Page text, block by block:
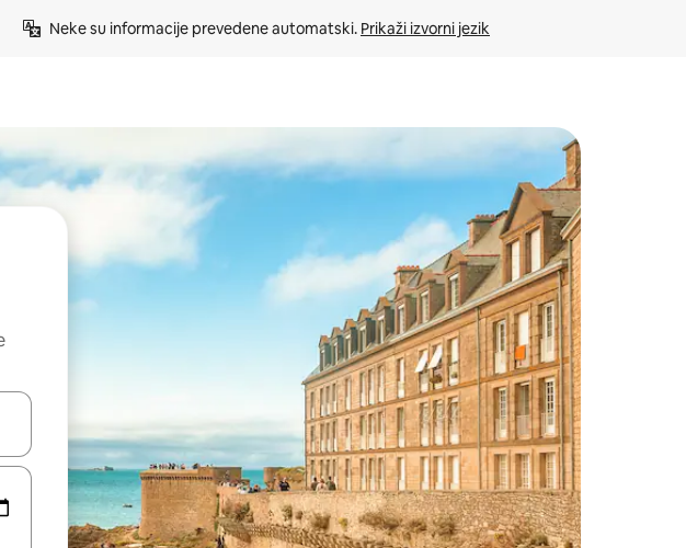
Neke su informacije prevedene automatski. Prikaži izvorni jezik
koristeći se strelicama prema gore i prema dolje, kao i dodirom ili prelaskom prstom po